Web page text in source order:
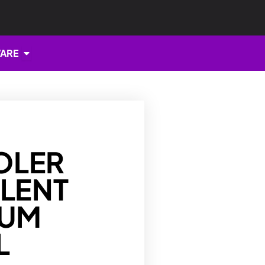
Open HARDWARE